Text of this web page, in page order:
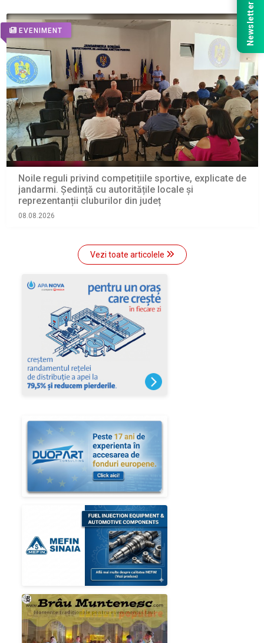
EVENIMENT
Noile reguli privind competițiile sportive, explicate de
jandarmi. Ședință cu autoritățile locale și
reprezentanții cluburilor din județ
08.08.2026
Vezi toate articolele
Newsletter